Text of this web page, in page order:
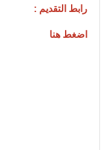
رابط التقديم :
اضغط هنا